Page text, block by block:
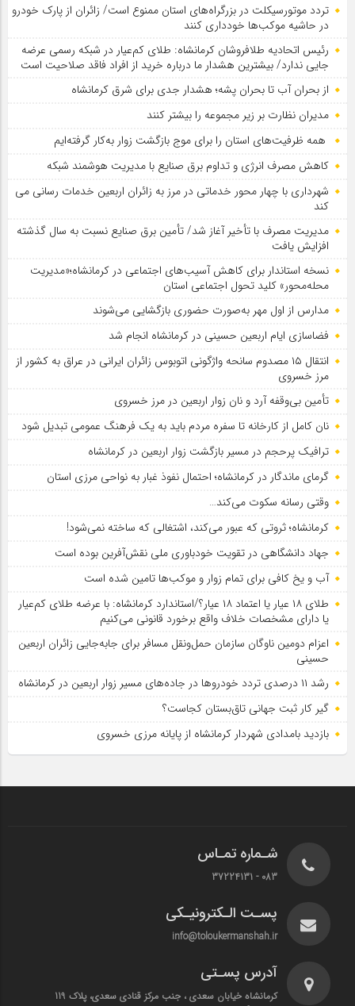
تردد موتورسیکلت در بزرگراه‌های استان ممنوع است/ زائران از پارک خودرو
در حاشیه موکب‌ها خودداری کنند
رئیس اتحادیه طلافروشان کرمانشاه: طلای کم‌عیار در شبکه رسمی عرضه
جایی ندارد/ بیشترین هشدار ما درباره خرید از افراد فاقد صلاحیت است
از بحران آب تا بحران پشه؛ هشدار جدی برای شرق کرمانشاه
مدیران نظارت بر زیر مجموعه را بیشتر کنند
همه ظرفیت‌های استان را برای موج بازگشت زوار به‌کار گرفته‌ایم
کاهش مصرف انرژی و تداوم برق صنایع با مدیریت هوشمند شبکه
شهرداری با چهار محور خدماتی در مرز به زائران اربعین خدمات رسانی می
کند
مدیریت مصرف با تأخیر آغاز شد/ تأمین برق صنایع نسبت به سال گذشته
افزایش یافت
نسخه استاندار برای کاهش آسیب‌های اجتماعی در کرمانشاه؛«مدیریت
محله‌محور» کلید تحول اجتماعی استان
مدارس از اول مهر به‌صورت حضوری بازگشایی می‌شوند
فضاسازی ایام اربعین حسینی در کرمانشاه انجام شد
انتقال ۱۵ مصدوم سانحه واژگونی اتوبوس زائران ایرانی در عراق به کشور از
مرز خسروی
تأمین بی‌وقفه آرد و نان زوار اربعین در مرز خسروی
نان کامل از کارخانه تا سفره مردم باید به یک فرهنگ عمومی تبدیل شود
ترافیک پرحجم در مسیر بازگشت زوار اربعین در کرمانشاه
گرمای ماندگار در کرمانشاه؛ احتمال نفوذ غبار به نواحی مرزی استان
وقتی رسانه سکوت می‌کند…
کرمانشاه؛ ثروتی که عبور می‌کند، اشتغالی که ساخته نمی‌شود!
جهاد دانشگاهی در تقویت خودباوری ملی نقش‌آفرین بوده است
آب و یخ کافی برای تمام زوار و موکب‌ها تامین شده است
طلای ۱۸ عیار یا اعتماد ۱۸ عیار؟/استاندارد کرمانشاه: با عرضه طلای کم‌عیار
یا دارای مشخصات خلاف واقع برخورد قانونی می‌کنیم
اعزام دومین ناوگان سازمان حمل‌ونقل مسافر برای جابه‌جایی زائران اربعین
حسینی
رشد ۱۱ درصدی تردد خودروها در جاده‌های مسیر زوار اربعین در کرمانشاه
گیر کار ثبت جهانی تاق‌بستان کجاست؟
بازدید بامدادی شهردار کرمانشاه از پایانه مرزی خسروی
شـماره تمـاس
083 - 37224131
پسـت الـکترونیـکی
info@toloukermanshah.ir
آدرس پسـتی
کرمانشاه خیابان سعدی ، جنب مرکز قنادی سعدی، پلاک 119